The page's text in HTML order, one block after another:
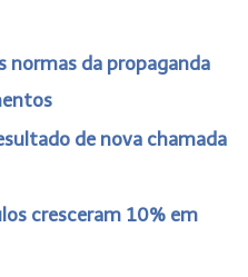
normas da propaganda
de nova chamada
cresceram 10% em